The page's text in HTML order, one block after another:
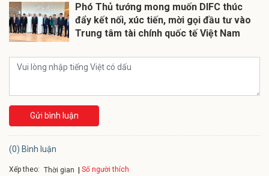
Phó Thủ tướng mong muốn DIFC thúc
đẩy kết nối, xúc tiến, mời gọi đầu tư vào
Trung tâm tài chính quốc tế Việt Nam
Gửi bình luận
(0) Bình luận
Xếp theo: Thời gian Số người thích